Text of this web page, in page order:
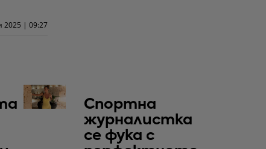
2025 | 09:27
Спортна
журналистка
се фука с